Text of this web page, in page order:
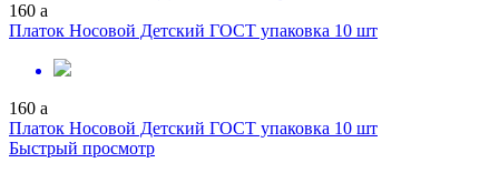
160 a
Платок Носовой Детский ГОСТ упаковка 10 шт
160 a
Платок Носовой Детский ГОСТ упаковка 10 шт
Быстрый просмотр